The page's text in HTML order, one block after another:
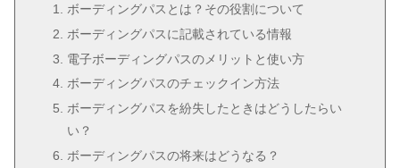
ボーディングパスとは？その役割について
ボーディングパスに記載されている情報
電子ボーディングパスのメリットと使い方
ボーディングパスのチェックイン方法
ボーディングパスを紛失したときはどうしたらい
い？
ボーディングパスの将来はどうなる？